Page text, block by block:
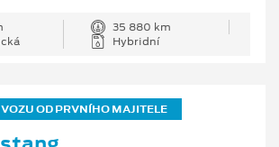
35 880 km
Hybridní
OD PRVNÍHO MAJITELE